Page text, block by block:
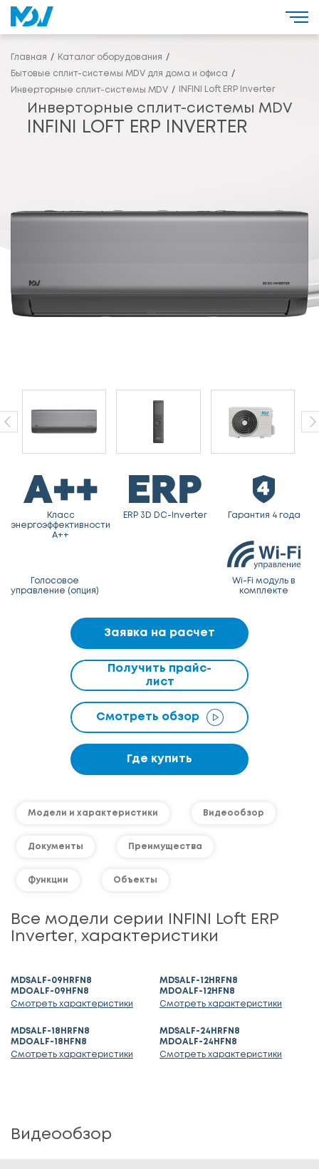
Главная Каталог оборудования
Бытовые сплит-системы MDV для дома и офиса
Инверторные сплит-системы MDV INFINI Loft ERP Inverter
Инверторные сплит-системы MDV
INFINI LOFT ERP INVERTER
Класс
энергоэффективности
A++
ERP 3D DC-Inverter Гарантия 4 года
Голосовое
управление (опция)
Wi-Fi модуль в
комплекте
Заявка на расчет
Получить прайс-
лист
Смотреть обзор
Где купить
Модели и характеристики Видеообзор
Документы Преимущества
Функции Объекты
Все модели серии INFINI Loft ERP
Inverter, характеристики
MDSALF-09HRFN8
MDOALF-09HFN8
Смотреть характеристики
MDSALF-12HRFN8
MDOALF-12HFN8
Смотреть характеристики
MDSALF-18HRFN8
MDOALF-18HFN8
Смотреть характеристики
MDSALF-24HRFN8
MDOALF-24HFN8
Смотреть характеристики
Видеообзор